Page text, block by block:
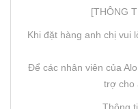
[THÔNG
Khi đặt hàng anh chị vui
Để các nhân viên của
trợ cho